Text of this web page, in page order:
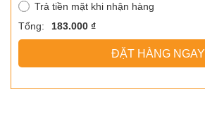
Trả tiền mặt khi nhận hàng
Tổng:
183.000 ₫
ĐẶT HÀNG NGAY